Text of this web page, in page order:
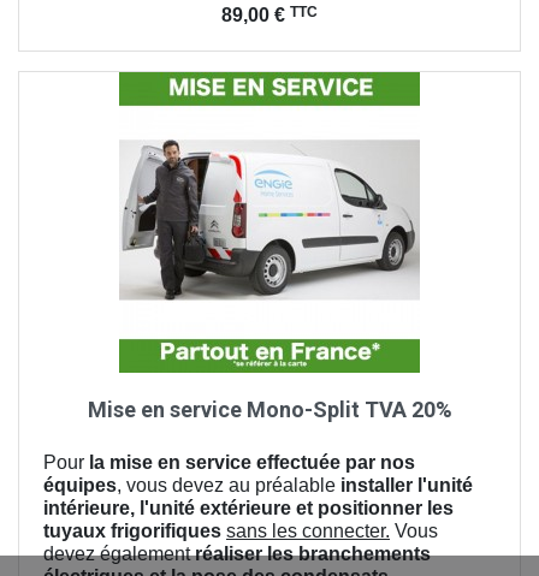
89,00 € TTC
Mise en service Mono-Split TVA 20%
Pour la mise en service effectuée par nos
équipes, vous devez au préalable installer l'unité
intérieure, l'unité extérieure et positionner les
tuyaux frigorifiques sans les connecter. Vous
devez égalementréaliser les branchements